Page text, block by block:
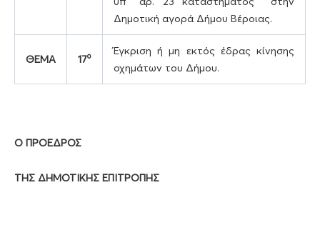
Δημοτική αγορά Δήμου Βέροιας.
ΘΕΜΑ 17ο
Έγκριση ή μη εκτός έδρας κίνησης
οχημάτων του Δήμου.
Ο ΠΡΟΕΔΡΟΣ
ΤΗΣ ΔΗΜΟΤΙΚΗΣ ΕΠΙΤΡΟΠΗΣ